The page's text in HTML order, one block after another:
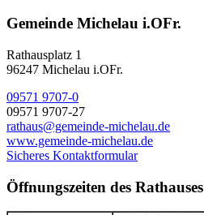
Gemeinde Michelau i.OFr.
Rathausplatz 1
96247 Michelau i.OFr.
09571 9707-0
09571 9707-27
rathaus@gemeinde-michelau.de
www.gemeinde-michelau.de
Sicheres Kontaktformular
Öffnungszeiten des Rathauses